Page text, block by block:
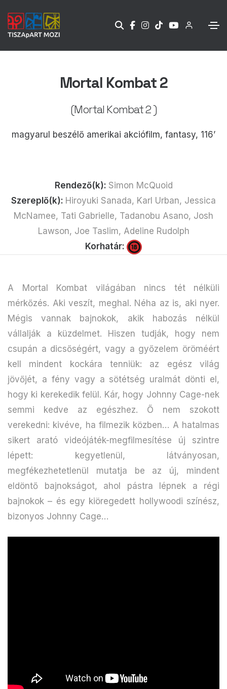
Mortal Kombat 2
(Mortal Kombat 2 )
magyarul beszélő amerikai akciófilm, fantasy, 116’
Rendező(k): Simon McQuoid
Szereplő(k): Hiroyuki Sanada, Karl Urban, Jessica
McNamee, Tati Gabrielle, Tadanobu Asano, Josh
Lawson, Joe Taslim, Adeline Rudolph
Korhatár:
A Mortal Kombat világában nincs tét nélküli
mérkőzés. Aki veszít, meghal. Néha az is, aki nyer.
Mégis vannak bajnokok, akik habozás nélkül
vállalják a küzdelmet. Hiszen tudják, hogy nem
csupán a dicsőségért, vagy a győzelem öröméért
kell mindent kockára tenniük: az egész világ
jövőjét, a fény vagy a sötétség uralmát dönti el,
hogy ki kerekedik felül. Kár, hogy Johnny Cage-nek
semmi kedve az egészhez. Ő nem szokott
verekedni: kivéve, ha filmezik közben… A hatalmas
sikert arató videójáték-megfilmesítése új szintre
lépett: kegyetlenül, látványosan,
megfékezhetetlenül mutatja be az új, mindent
eldöntő bajnokságot, ahol pástra lépnek a régi
bajnokok – és egy kiöregedett hollywoodi színész,
bizonyos Johnny Cage…